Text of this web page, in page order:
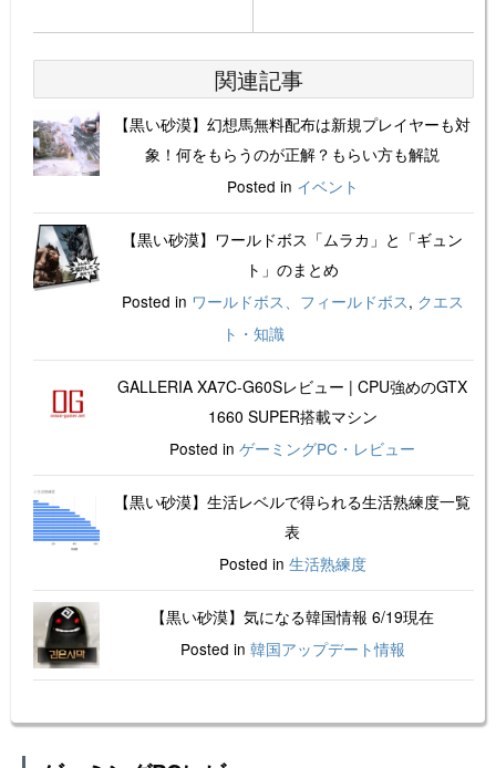
関連記事
【黒い砂漠】幻想馬無料配布は新規プレイヤーも対
象！何をもらうのが正解？もらい方も解説
Posted in イベント
【黒い砂漠】ワールドボス「ムラカ」と「ギュン
ト」のまとめ
Posted in ワールドボス、フィールドボス, クエス
ト・知識
GALLERIA XA7C-G60Sレビュー | CPU強めのGTX
1660 SUPER搭載マシン
Posted in ゲーミングPC・レビュー
【黒い砂漠】生活レベルで得られる生活熟練度一覧
表
Posted in 生活熟練度
【黒い砂漠】気になる韓国情報 6/19現在
Posted in 韓国アップデート情報